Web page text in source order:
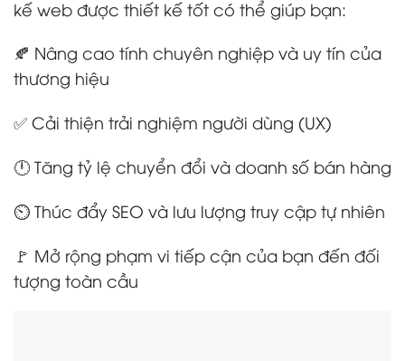
kế web được thiết kế tốt có thể giúp bạn:
🍂 Nâng cao tính chuyên nghiệp và uy tín của
thương hiệu
✅ Cải thiện trải nghiệm người dùng (UX)
🕛 Tăng tỷ lệ chuyển đổi và doanh số bán hàng
⏲️ Thúc đẩy SEO và lưu lượng truy cập tự nhiên
🚩 Mở rộng phạm vi tiếp cận của bạn đến đối
tượng toàn cầu